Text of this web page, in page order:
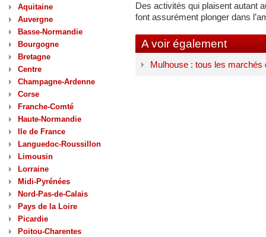
Aquitaine
Auvergne
Basse-Normandie
Bourgogne
Bretagne
Centre
Champagne-Ardenne
Corse
Franche-Comté
Haute-Normandie
Ile de France
Languedoc-Roussillon
Limousin
Lorraine
Midi-Pyrénées
Nord-Pas-de-Calais
Pays de la Loire
Picardie
Poitou-Charentes
Des activités qui plaisent autant
font assurément plonger dans
A voir également
Mulhouse : tous les marchés